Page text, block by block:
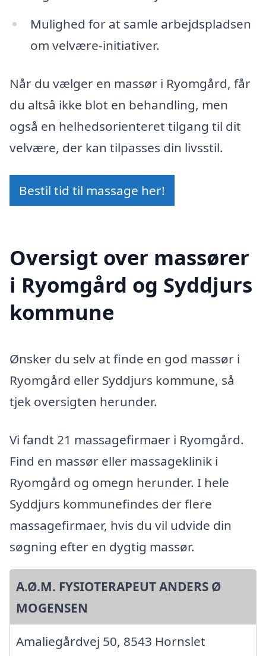
Mulighed for at samle arbejdspladsen
om velvære-initiativer.
Når du vælger en massør i Ryomgård, får
du altså ikke blot en behandling, men
også en helhedsorienteret tilgang til dit
velvære, der kan tilpasses din livsstil.
Bestil tid til massage her!
Oversigt over massører
i Ryomgård og Syddjurs
kommune
Ønsker du selv at finde en god massør i
Ryomgård eller Syddjurs kommune, så
tjek oversigten herunder.
Vi fandt 21 massagefirmaer i Ryomgård.
Find en massør eller massageklinik i
Ryomgård og omegn herunder. I hele
Syddjurs kommunefindes der flere
massagefirmaer, hvis du vil udvide din
søgning efter en dygtig massør.
A.Ø.M. FYSIOTERAPEUT ANDERS Ø
MOGENSEN
Amaliegårdvej 50, 8543 Hornslet